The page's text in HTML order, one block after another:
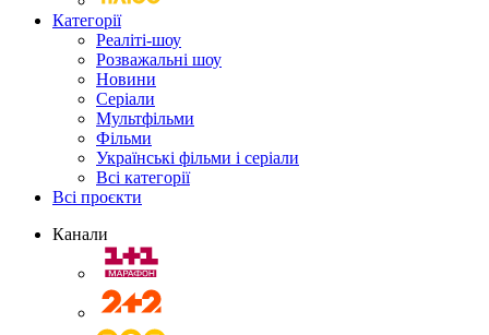
Категорії
Реаліті-шоу
Розважальні шоу
Новини
Серіали
Мультфільми
Фільми
Українські фільми і серіали
Всі категорії
Всі проєкти
Канали